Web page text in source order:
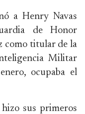
a Henry Navas
de Honor
como titular de la
Militar
ocupaba el
sus primeros